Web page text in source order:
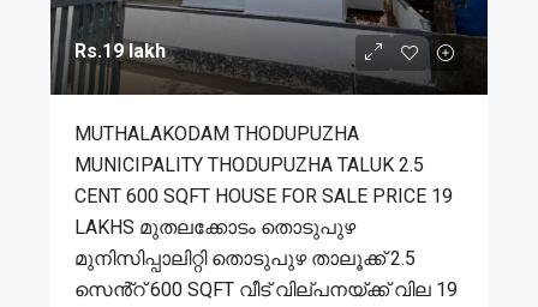
Rs.19 lakh
MUTHALAKODAM THODUPUZHA
MUNICIPALITY THODUPUZHA TALUK 2.5
CENT 600 SQFT HOUSE FOR SALE PRICE 19
LAKHS മുതലക്കോടം തൊടുപുഴ
മുനിസിപ്പാലിറ്റി തൊടുപുഴ താലൂക്ക് 2.5
സെൻ്റ് 600 SQFT വീട് വില്പനയ്ക്ക് വില 19